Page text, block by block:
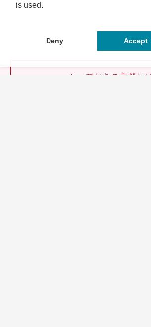
とっておきの京都とは
is used.
Deny Accept